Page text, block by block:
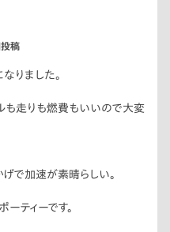
稿
りました。
も走りも燃費もいいので大変
で加速が素晴らしい。
ーティーです。